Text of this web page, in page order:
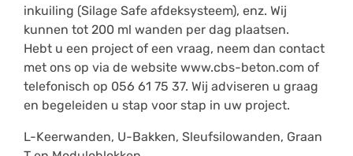
inkuiling (Silage Safe afdeksysteem), enz. Wij
kunnen tot 200 ml wanden per dag plaatsen.
Hebt u een project of een vraag, neem dan contact
met ons op via de website www.cbs-beton.com of
telefonisch op 056 61 75 37. Wij adviseren u graag
en begeleiden u stap voor stap in uw project.
L-Keerwanden, U-Bakken, Sleufsilowanden, Graan